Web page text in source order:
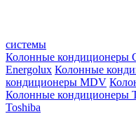
системы
Колонные кондиционеры
Energolux Колонные
кондиционеры MDV
Колонные кондиционеры
Toshiba